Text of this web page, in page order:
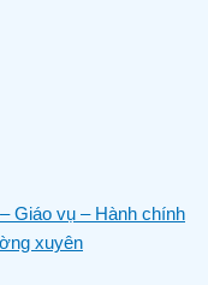
Giáo vụ – Hành chính
xuyên